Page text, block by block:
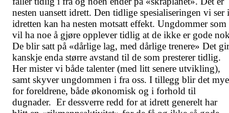
nesten uansett idrett. Den tidlige spesialiseringen vi ser i
idretten kan ha nesten motsatt effekt. Ungdommer som
vil ha noe å gjøre opplever tidlig at de ikke er gode
De blir satt på «dårlige lag, med dårlige trenere» Det gir
kanskje enda større avstand til de som presterer tidlig.
Her mister vi både talenter (med litt senere utvikling),
samt skyver ungdommen i fra oss. I tillegg blir det mye
for foreldrene, både økonomisk og i forhold til
dugnader. Er dessverre redd for at idrett generelt har